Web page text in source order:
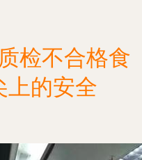
检不合格食
上的安全